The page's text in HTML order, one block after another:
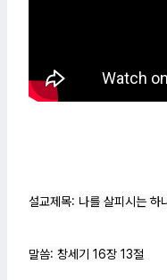
설교제목: 나를 살피시는 하
말씀: 창세기 16장 13절